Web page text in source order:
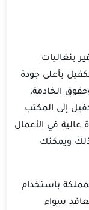
بنغاليات
بأعلى جودة
الخادمة،
إلى المكتب
عالية في الأعمال
ويمكنك
باستخدام
سواء